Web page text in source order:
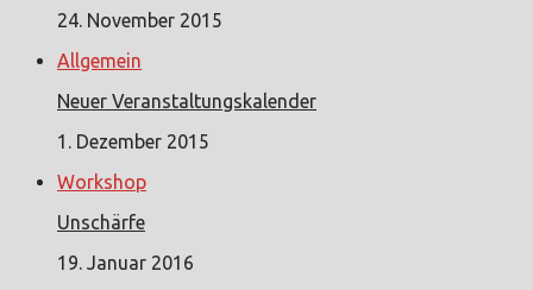
24. November 2015
Allgemein
Neuer Veranstaltungskalender
1. Dezember 2015
Workshop
Unschärfe
19. Januar 2016